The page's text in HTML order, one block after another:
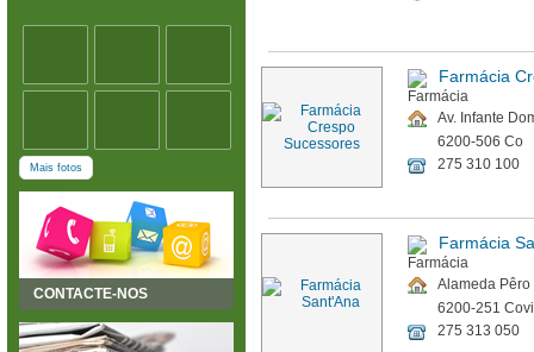
Mais fotos
CONTACTE-NOS
Farmácia
Av. Infante
6200-506 Co
275 310 100
Farmácia
Alameda
6200-251
275 313 050